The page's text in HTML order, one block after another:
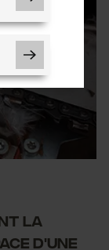
LA
D'UNE